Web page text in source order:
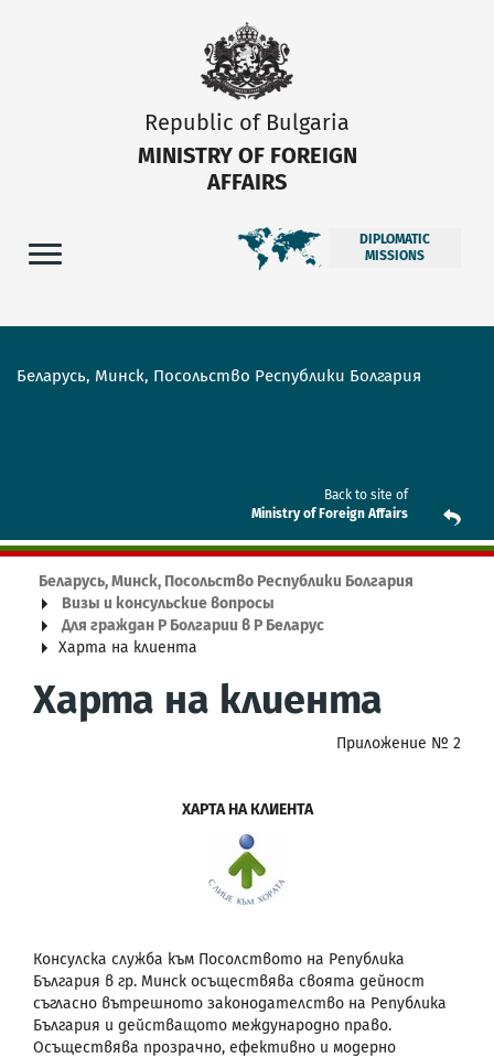
Republic of Bulgaria
MINISTRY OF FOREIGN
AFFAIRS
DIPLOMATIC
MISSIONS
Беларусь, Минск, Посольство Республики Болгария
Back to site of
Ministry of Foreign Affairs
Беларусь, Минск, Посольство Республики Болгария
Визы и консульские вопросы
Для граждан Р Болгарии в Р Беларус
Харта на клиента
Харта на клиента
Приложение № 2
ХАРТА НА КЛИЕНТА
Консулска служба към Посолството на Република
България в гр. Минск осъществява своята дейност
съгласно вътрешното законодателство на Република
България и действащото международно право.
Осъществява прозрачно, ефективно и модерно